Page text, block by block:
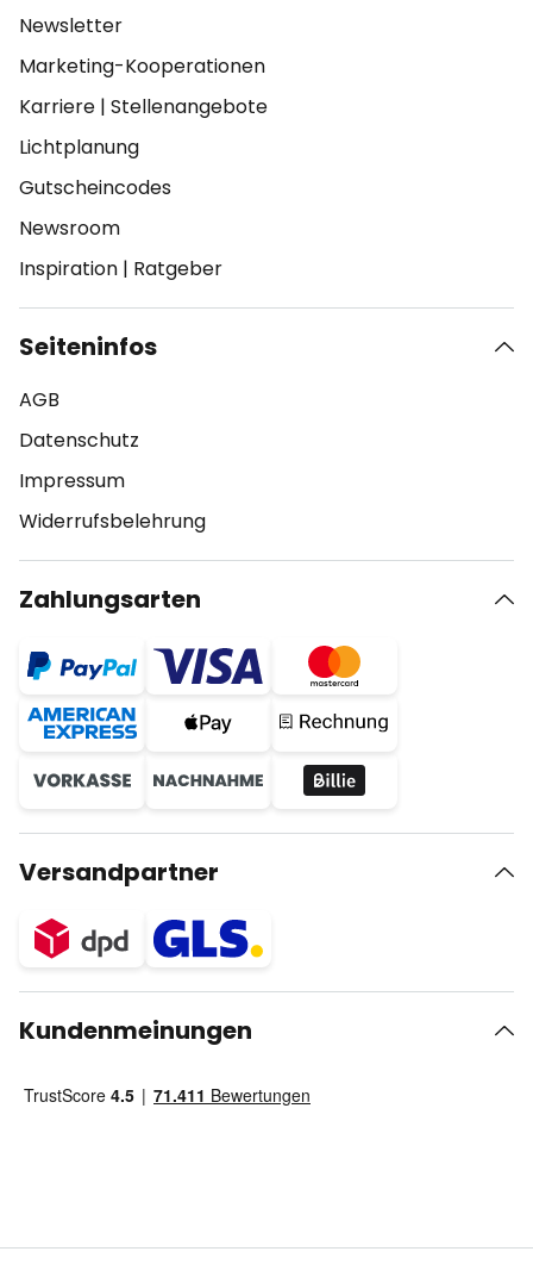
Newsletter
Marketing-Kooperationen
Karriere | Stellenangebote
Lichtplanung
Gutscheincodes
Newsroom
Inspiration | Ratgeber
Seiteninfos
AGB
Datenschutz
Impressum
Widerrufsbelehrung
Zahlungsarten
Versandpartner
Kundenmeinungen